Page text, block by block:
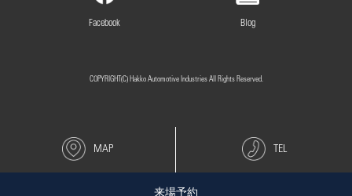
Facebook Blog
COPYRIGHT(C) Hakko Automotive Industries All Rights Reserved.
MAP TEL
来場予約